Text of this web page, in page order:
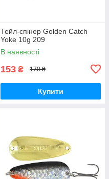
Тейл-спінер Golden Catch
Yoke 10g 209
В наявності
153 ₴ 170 ₴
Купити